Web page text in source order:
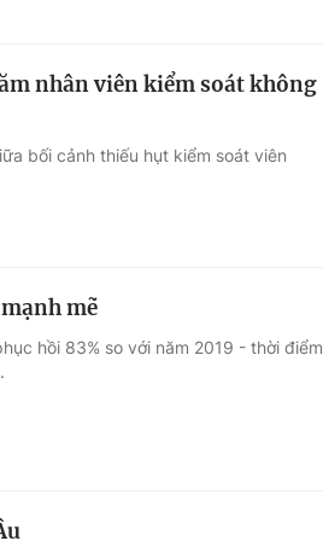
nhân viên kiểm soát không
bối cảnh thiếu hụt kiểm soát viên
mẽ
hồi 83% so với năm 2019 - thời điểm